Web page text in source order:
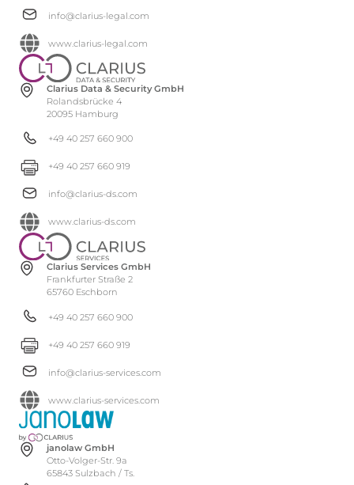
info@clarius-legal.com
www.clarius-legal.com
Clarius Data & Security GmbH
Rolandsbrücke 4
20095 Hamburg
+49 40 257 660 900
+49 40 257 660 919
info@clarius-ds.com
www.clarius-ds.com
Clarius Services GmbH
Frankfurter Straße 2
65760 Eschborn
+49 40 257 660 900
+49 40 257 660 919
info@clarius-services.com
www.clarius-services.com
janolaw GmbH
Otto-Volger-Str. 9a
65843 Sulzbach / Ts.